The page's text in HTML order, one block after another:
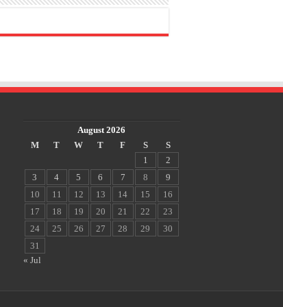
August 2026
M
T W T F S
S
1
2
3
4 5 6 7 8
9
10
11 12 13 14 15
16
17
18 19 20 21 22
23
24
25 26 27 28 29
30
31
« Jul